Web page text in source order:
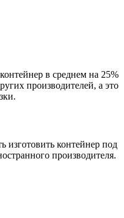
в среднем на 25%
производителей, а это
изготовить контейнер под
производителя.